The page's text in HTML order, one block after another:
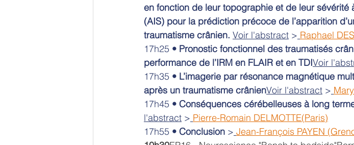
en fonction de leur topographie et de leur sévérité
(AIS) pour la prédiction précoce de l’apparition
traumatisme crânien. Voir l'abstract > Raphael
17h25 • Pronostic fonctionnel des traumatisés
performance de l’IRM en FLAIR et en TDIVoir
17h35 • L’imagerie par résonance magnétique
après un traumatisme crânienVoir l'abstract >
17h45 • Conséquences cérébelleuses à long
l'abstract > Pierre-Romain DELMOTTE(Paris)
17h55 • Conclusion > Jean-François PAYEN